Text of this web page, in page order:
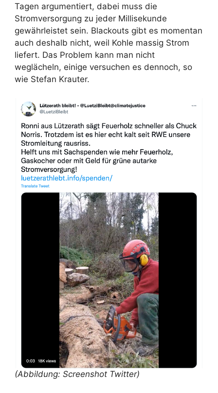
Tagen argumentiert, dabei muss die
Stromversorgung zu jeder Millisekunde
gewährleistet sein. Blackouts gibt es momentan
auch deshalb nicht, weil Kohle massig Strom
liefert. Das Problem kann man nicht
weglächeln, einige versuchen es dennoch, so
wie Stefan Krauter.
(Abbildung: Screenshot Twitter)